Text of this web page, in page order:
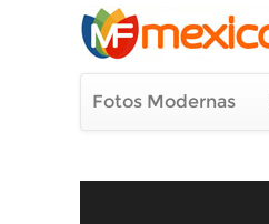
Fotos Modernas